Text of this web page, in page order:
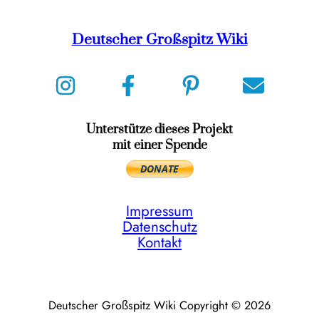
Deutscher Großspitz Wiki
Unterstütze dieses Projekt
mit einer Spende
Impressum
Datenschutz
Kontakt
Deutscher Großspitz Wiki Copyright © 2026